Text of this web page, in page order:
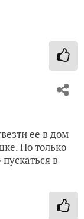
ее в дом
Но только
в